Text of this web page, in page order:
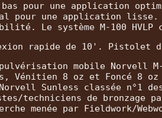
bas pour une application
pour une application lisse.
Le système M-100 HVLP
rapide de 10'. Pistolet
pulvérisation mobile Norvell
Vénitien 8 oz et Foncé 8 oz
: Norvell Sunless classée
techniciens de bronzage
menée par Fieldwork/